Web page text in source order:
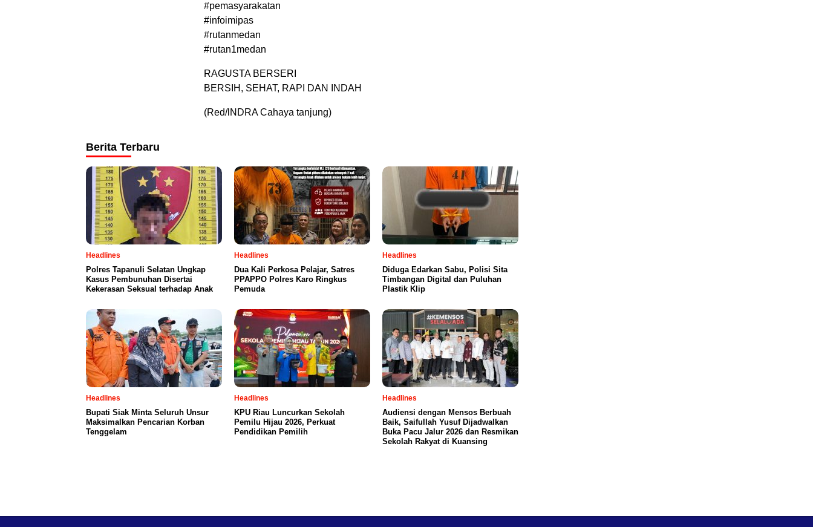
#pemasyarakatan
#infoimipas
#rutanmedan
#rutan1medan
RAGUSTA BERSERI
BERSIH, SEHAT, RAPI DAN INDAH
(Red/lNDRA Cahaya tanjung)
Berita Terbaru
Headlines
Polres Tapanuli Selatan Ungkap
Kasus Pembunuhan Disertai
Kekerasan Seksual terhadap Anak
Headlines
Dua Kali Perkosa Pelajar, Satres
PPAPPO Polres Karo Ringkus
Pemuda
Headlines
Diduga Edarkan Sabu, Polisi Sita
Timbangan Digital dan Puluhan
Plastik Klip
Headlines
Bupati Siak Minta Seluruh Unsur
Maksimalkan Pencarian Korban
Tenggelam
Headlines
KPU Riau Luncurkan Sekolah
Pemilu Hijau 2026, Perkuat
Pendidikan Pemilih
Headlines
Audiensi dengan Mensos Berbuah
Baik, Saifullah Yusuf Dijadwalkan
Buka Pacu Jalur 2026 dan Resmikan
Sekolah Rakyat di Kuansing